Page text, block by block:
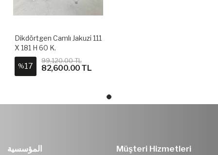
Dikdörtgen Camlı Jakuzi 111
X 181 H 60 K.
%17
99,120.00 TL
82,600.00 TL
المؤسسية Müşteri Hizmetleri